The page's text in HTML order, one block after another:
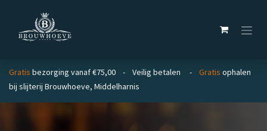
Gratis bezorging vanaf €75,00 - Veilig betalen - Gratis ophalen
bij slijterij Brouwhoeve, Middelharnis